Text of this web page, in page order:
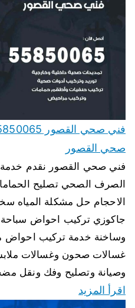
صحي القصور
فني صحي القصور نقدم خدمة
الصرف الصحي تصليح
الاحجام حل مشكلة المياه
جاكوزي تركيب احواض سباحة
وساخنة خدمة تركيب احواض
غسالات صحون وغسالات
وصيانة وتصليح وفك ونقل
اقرأ المزيد